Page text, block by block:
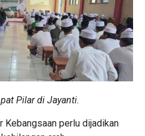
Pilar di Jayanti.
Kebangsaan perlu dijadikan